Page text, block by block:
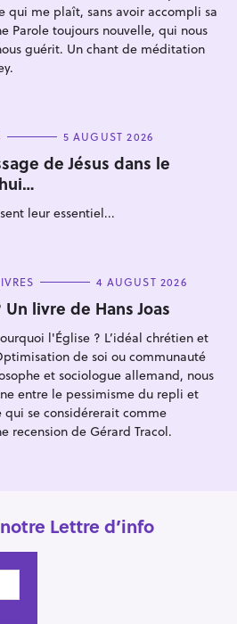
qui me plaît, sans avoir accompli sa
Parole toujours nouvelle, qui nous
guérit. Un chant de méditation
5 AUGUST 2026
de Jésus dans le
leur essentiel...
4 AUGUST 2026
livre de Hans Joas
l'Église ? L’idéal chrétien et
de soi ou communauté
et sociologue allemand, nous
entre le pessimisme du repli et
qui se considérerait comme
recension de Gérard Tracol.
Lettre d’info